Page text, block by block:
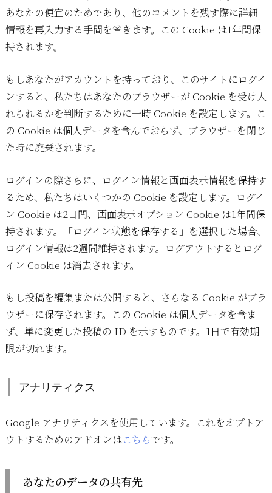
あなたの便宜のためであり、他のコメントを残す際に詳細
情報を再入力する手間を省きます。この Cookie は1年間保
持されます。
もしあなたがアカウントを持っており、このサイトにログイ
ンすると、私たちはあなたのブラウザーが Cookie を受け入
れられるかを判断するために一時 Cookie を設定します。こ
の Cookie は個人データを含んでおらず、ブラウザーを閉じ
た時に廃棄されます。
ログインの際さらに、ログイン情報と画面表示情報を保持す
るため、私たちはいくつかの Cookie を設定します。ログイ
ン Cookie は2日間、画面表示オプション Cookie は1年間保
持されます。「ログイン状態を保存する」を選択した場合、
ログイン情報は2週間維持されます。ログアウトするとログ
イン Cookie は消去されます。
もし投稿を編集または公開すると、さらなる Cookie がブラ
ウザーに保存されます。この Cookie は個人データを含ま
ず、単に変更した投稿の ID を示すものです。1日で有効期
限が切れます。
アナリティクス
Google アナリティクスを使用しています。これをオプトア
ウトするためのアドオンはこちらです。
あなたのデータの共有先